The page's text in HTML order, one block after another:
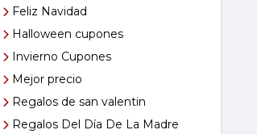
Feliz Navidad
Halloween cupones
Invierno Cupones
Mejor precio
Regalos de san valentin
Regalos Del Día De La Madre